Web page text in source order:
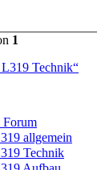
1
Technik“
Forum
allgemein
Technik